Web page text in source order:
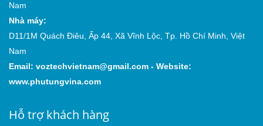
Nam
Nhà máy:
D11/1M Quách Điêu, Ấp 44, Xã Vĩnh Lộc, Tp. Hồ Chí Minh, Việt
Nam
Email: voztechvietnam@gmail.com - Website:
www.phutungvina.com
Hỗ trợ khách hàng